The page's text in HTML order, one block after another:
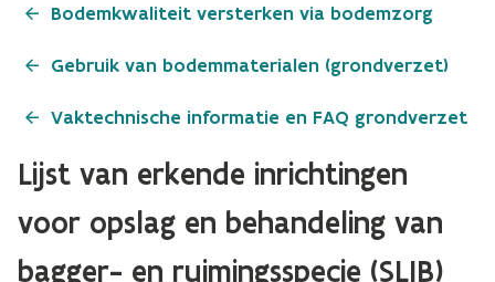
Bodemkwaliteit versterken via bodemzorg
Gebruik van bodemmaterialen (grondverzet)
Vaktechnische informatie en FAQ grondverzet
Lijst van erkende inrichtingen
voor opslag en behandeling van
bagger- en ruimingsspecie (SLIB)